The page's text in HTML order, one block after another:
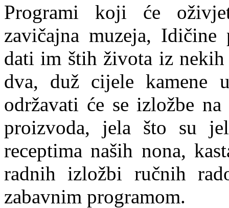
Programi koji će
zavičajna muzeja,
dati im štih života iz
dva, duž cijele kamene
održavati će se izložbe
proizvoda, jela što su
receptima naših nona,
radnih izložbi ručnih
zabavnim programom.